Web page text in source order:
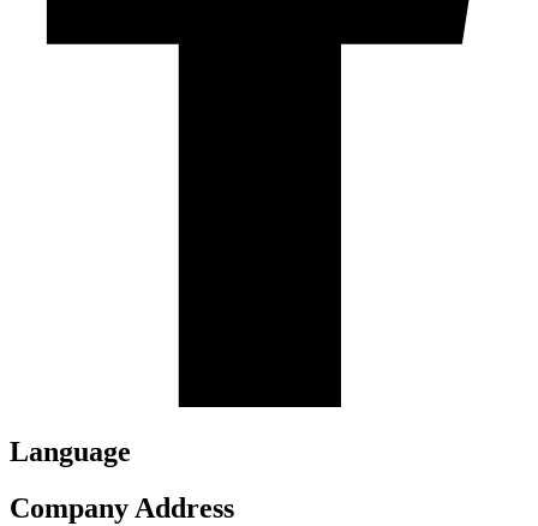
Language
Company Address